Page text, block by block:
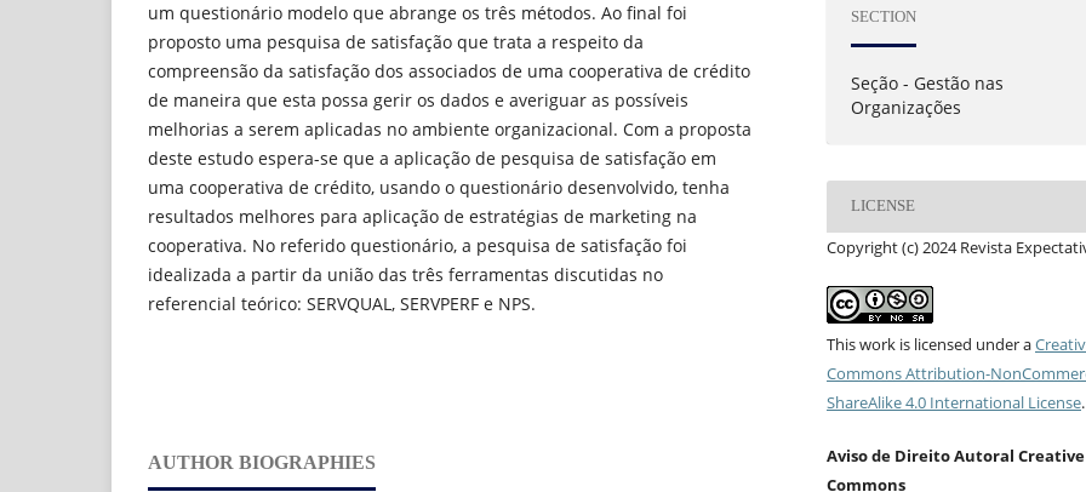
um questionário modelo que abrange os três métodos. Ao final foi
proposto uma pesquisa de satisfação que trata a respeito da
compreensão da satisfação dos associados de uma cooperativa de crédito
de maneira que esta possa gerir os dados e averiguar as possíveis
melhorias a serem aplicadas no ambiente organizacional. Com a proposta
deste estudo espera-se que a aplicação de pesquisa de satisfação em
uma cooperativa de crédito, usando o questionário desenvolvido, tenha
resultados melhores para aplicação de estratégias de marketing na
cooperativa. No referido questionário, a pesquisa de satisfação foi
idealizada a partir da união das três ferramentas discutidas no
referencial teórico: SERVQUAL, SERVPERF e NPS.
AUTHOR BIOGRAPHIES
SECTION
Seção - Gestão nas
Organizações
LICENSE
Copyright (c) 2024 Revista
This work is licensed under a
Commons Attribution-
ShareAlike 4.0 International License.
Aviso de Direito Autoral Creative
Commons